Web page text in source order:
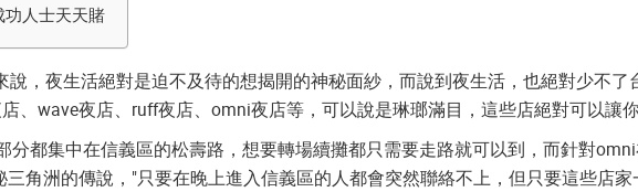
人士天天賭
說，夜生活絕對是迫不及待的想揭開的神秘面紗，而說到夜生活，也絕對少不
、 wave夜店、 ruff夜店、 omni夜店等，可以說是琳瑯滿目，這些店絕對可以讓
都集中在信義區的松壽路，想要轉場續攤都只需要走路就可以到，而針對
角洲的傳說，"只要在晚上進入信義區的人都會突然聯絡不上，但只要這些店